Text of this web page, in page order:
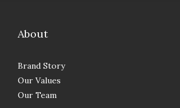
About
Brand Story
Our Values
Our Team